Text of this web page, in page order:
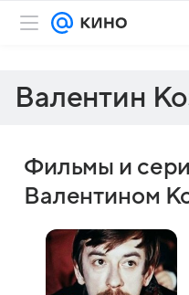
Валентин
Фильмы и
Валентином